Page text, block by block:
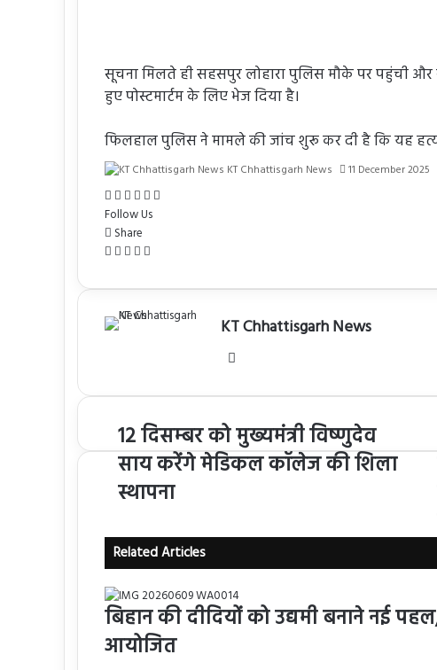
सूचना मिलते ही सहसपुर लोहारा पुलिस मौके पर पहुंची
हुए पोस्टमार्टम के लिए भेज दिया है।
फिलहाल पुलिस ने मामले की जांच शुरू कर दी है कि यह
KT Chhattisgarh News 11 December 2025
Facebook
X Messenger
Messenger
WhatsApp
Follow Us
Share
Facebook
X WhatsApp
Telegram
Email
KT Chhattisgarh News
12 दिसम्बर को मुख्यमंत्री विष्णुदेव
साय करेंगे मेडिकल कॉलेज की शिला
स्थापना
Related Articles
बिहान की दीदियों को उद्यमी बनाने नई
आयोजित